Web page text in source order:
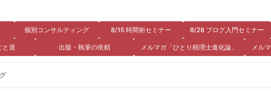
個別コンサルティング 8/15 時間術セミナー 8/28 ブログ入門セミナー
と道 出版・執筆の依頼 メルマガ「ひとり税理士進化論」 メル